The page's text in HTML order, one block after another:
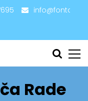
Rade